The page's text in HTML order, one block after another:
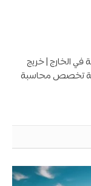
الخارج | خريج
تخصص محاسبة